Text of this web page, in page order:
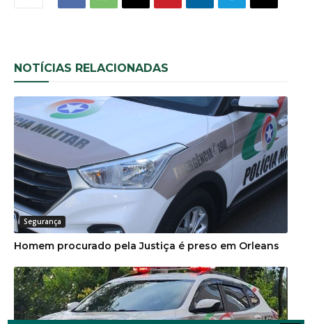
NOTÍCIAS RELACIONADAS
Segurança
Homem procurado pela Justiça é preso em Orleans